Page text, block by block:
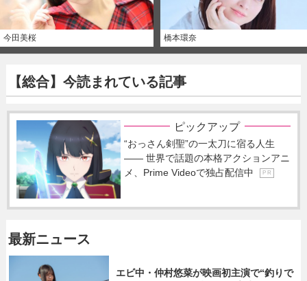
今田美桜 橋本環奈
【総合】今読まれている記事
ピックアップ
“おっさん剣聖”の一太刀に宿る人生
―― 世界で話題の本格アクションアニ
メ、Prime Videoで独占配信中
P R
最新ニュース
エビ中・仲村悠菜が映画初主演で“釣りで